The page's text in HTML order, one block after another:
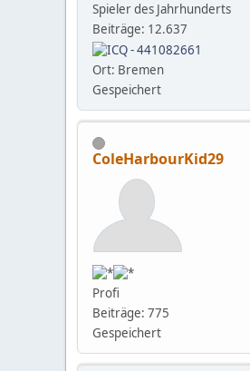
Spieler des Jahrhunderts
Beiträge: 12.637
Ort: Bremen
Gespeichert
ColeHarbourKid29
Profi
Beiträge: 775
Gespeichert